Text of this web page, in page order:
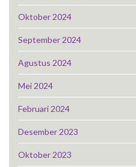
Oktober 2024
September 2024
Agustus 2024
Mei 2024
Februari 2024
Desember 2023
Oktober 2023